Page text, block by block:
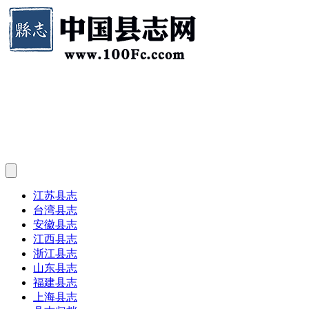
江苏县志
台湾县志
安徽县志
江西县志
浙江县志
山东县志
福建县志
上海县志